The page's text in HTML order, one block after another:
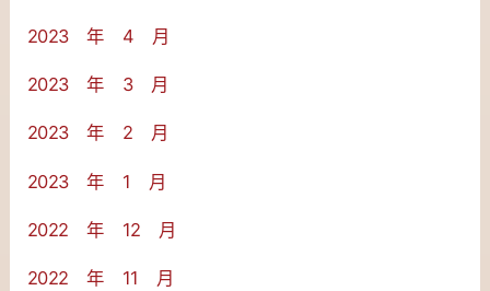
2023 年 4 月
2023 年 3 月
2023 年 2 月
2023 年 1 月
2022 年 12 月
2022 年 11 月